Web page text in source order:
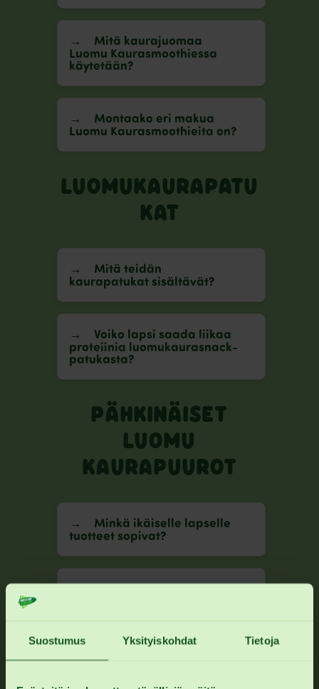
Suostumus Yksityiskohdat Tietoja
Mitä kaurajuomaa
Luomu Kaurasmoothiessa
käytetään?
Montaako eri makua
Luomu Kaurasmoothieita on?
LUOMUKAURAPATU
KAT
Mitä teidän
kaurapatukat sisältävät?
Voiko lapsi saada liikaa
proteiinia luomukaurasnack-
patukasta?
PÄHKINÄISET
LUOMU
KAURAPUUROT
Minkä ikäiselle lapselle
tuotteet sopivat?